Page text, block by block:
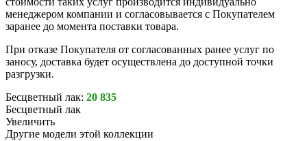
менеджером компании и согласовывается с Покупателем
заранее до момента поставки товара.
При отказе Покупателя от согласованных ранее услуг по
заносу, доставка будет осуществлена до доступной точки
разгрузки.
Бесцветный лак: 20 835
Бесцветный лак
Увеличить
Другие модели этой коллекции